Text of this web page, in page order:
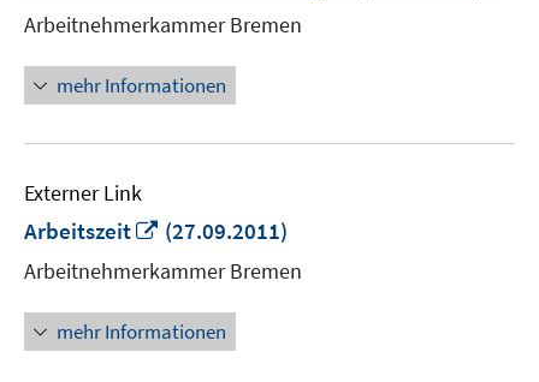
Arbeitnehmerkammer Bremen
mehr Informationen
Externer Link
Arbeitszeit
In
Fenster
öffnen
(27.09.2011)
Arbeitnehmerkammer Bremen
mehr Informationen